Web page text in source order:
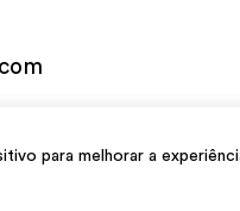
para melhorar a